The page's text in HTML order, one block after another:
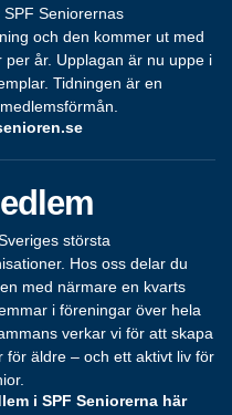
Seniorernas
och den kommer ut med
per år. Upplagan är nu uppe i
Tidningen är en
största
Hos oss delar du
med närmare en kvarts
i föreningar över hela
verkar vi för att skapa
för äldre – och ett aktivt liv för
i SPF Seniorerna här